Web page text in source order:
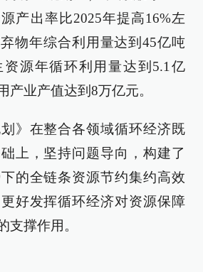
产出率比2025年提高16%左
物年综合利用量达到45亿吨
源年循环利用量达到5.1亿
产业产值达到8万亿元。
》在整合各领域循环经济既
上，坚持问题导向，构建了
的全链条资源节约集约高效
好发挥循环经济对资源保障
支撑作用。